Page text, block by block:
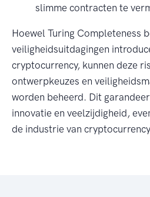
slimme contracten te
Hoewel Turing Completeness
veiligheidsuitdagingen
cryptocurrency, kunnen deze
ontwerpkeuzes en
worden beheerd. Dit
innovatie en veelzijdigheid,
de industrie van